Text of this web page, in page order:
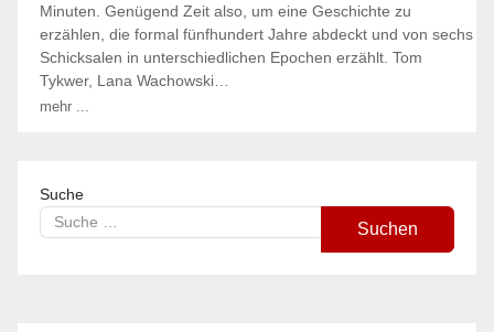
Minuten. Genügend Zeit also, um eine Geschichte zu
erzählen, die formal fünfhundert Jahre abdeckt und von sechs
Schicksalen in unterschiedlichen Epochen erzählt. Tom
Tykwer, Lana Wachowski…
mehr ...
Suche
Suchen